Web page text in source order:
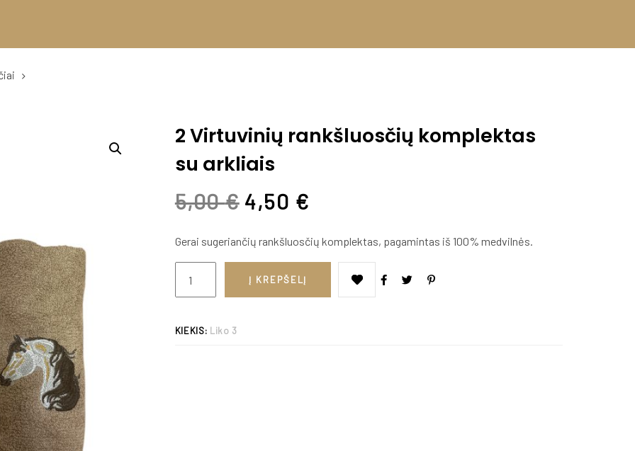
2 Virtuvinių rankšluosčių komplektas
su arkliais
5,00€ 4,50 €
Gerai sugeriančių rankšluosčių komplektas, pagamintas iš 100% medvilnės.
Į KREPŠELĮ
KIEKIS: Liko 3